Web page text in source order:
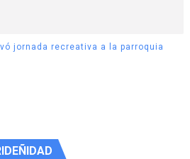
jornada recreativa a la parroquia